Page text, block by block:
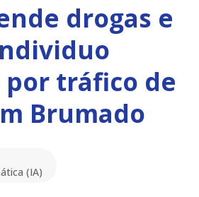
drogas e
tráfico de
Brumado
(IA)